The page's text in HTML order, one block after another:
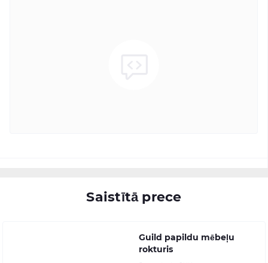
Saistītā prece
Guild papildu mēbeļu
rokturis